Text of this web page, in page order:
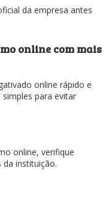
da empresa antes
online com mais
online rápido e
para evitar
online, verifique
da instituição.